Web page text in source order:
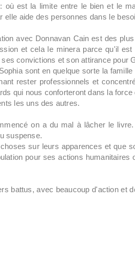
où est la limite entre le bien et le
aide des personnes dans le
avec Donnavan Cain est des
et cela le minera parce qu'il est
convictions et son attirance pour
sont en quelque sorte la
rester professionnels et
qui nous conforteront dans la force
les uns des autres.
on a du mal à lâcher le
suspense.
sur leurs apparences et que
pour ses actions humanitaires
battus, avec beaucoup d'action et